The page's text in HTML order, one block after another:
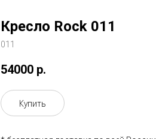
Кресло Rock 011
011
54000 р.
Купить